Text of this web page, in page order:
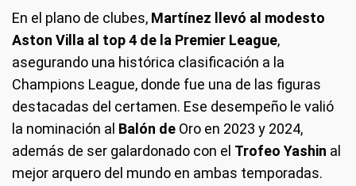
En el plano de clubes, Martínez llevó al modesto
Aston Villa al top 4 de la Premier League,
asegurando una histórica clasificación a la
Champions League, donde fue una de las figuras
destacadas del certamen. Ese desempeño le valió
la nominación al Balón de Oro en 2023 y 2024,
además de ser galardonado con el Trofeo Yashin al
mejor arquero del mundo en ambas temporadas.